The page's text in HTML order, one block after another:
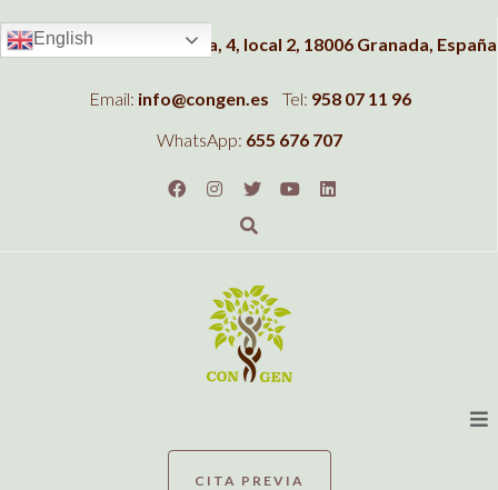
Dirección: C/Albahaca, 4, local 2, 18006 Granada, España
Email: info@congen.es Tel: 958 07 11 96
WhatsApp: 655 676 707
CITA PREVIA
English